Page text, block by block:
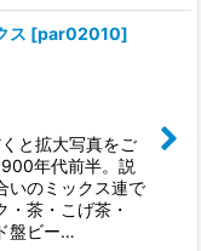
ス [par02010]
と拡大写真をご
年代前半。説
いのミックス連で
茶・こげ茶・
盤ビー…